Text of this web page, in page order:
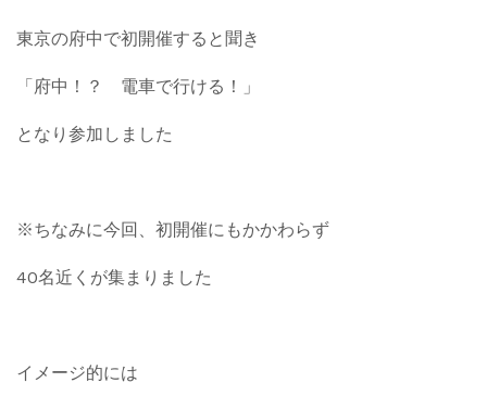
東京の府中で初開催すると聞き
「府中！？ 電車で行ける！」
となり参加しました
※ちなみに今回、初開催にもかかわらず
40名近くが集まりました
イメージ的には